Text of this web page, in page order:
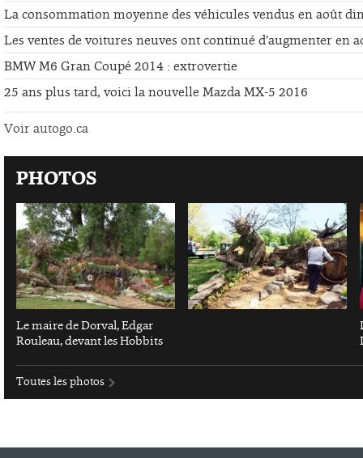
La consommation moyenne des véhicules vendus en août
Les ventes de voitures neuves ont continué d’augmenter en
BMW M6 Gran Coupé 2014 : extrovertie
25 ans plus tard, voici la nouvelle Mazda MX-5 2016
Voir autogo.ca
PHOTOS
Le maire de Dorval, Edgar
Rouleau, devant les Hobbits
Toutes les photos